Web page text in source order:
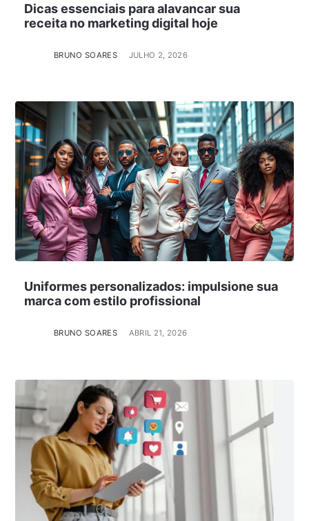
Dicas essenciais para alavancar sua
receita no marketing digital hoje
BRUNO SOARES JULHO 2, 2026
Uniformes personalizados: impulsione sua
marca com estilo profissional
BRUNO SOARES ABRIL 21, 2026